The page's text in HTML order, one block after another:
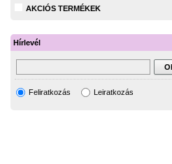
AKCIÓS TERMÉKEK
Hírlevél
Feliratkozás Leiratkozás